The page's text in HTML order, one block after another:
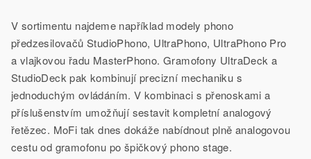
V sortimentu najdeme například modely phono
předzesilovačů StudioPhono, UltraPhono, UltraPhono Pro
a vlajkovou řadu MasterPhono. Gramofony UltraDeck a
StudioDeck pak kombinují precizní mechaniku s
jednoduchým ovládáním. V kombinaci s přenoskami a
příslušenstvím umožňují sestavit kompletní analogový
řetězec. MoFi tak dnes dokáže nabídnout plně analogovou
cestu od gramofonu po špičkový phono stage.